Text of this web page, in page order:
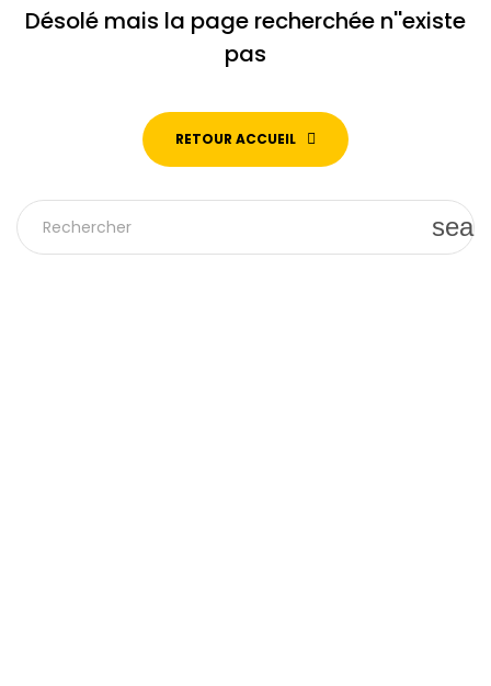
Désolé mais la page recherchée n''existe
pas
RETOUR ACCUEIL